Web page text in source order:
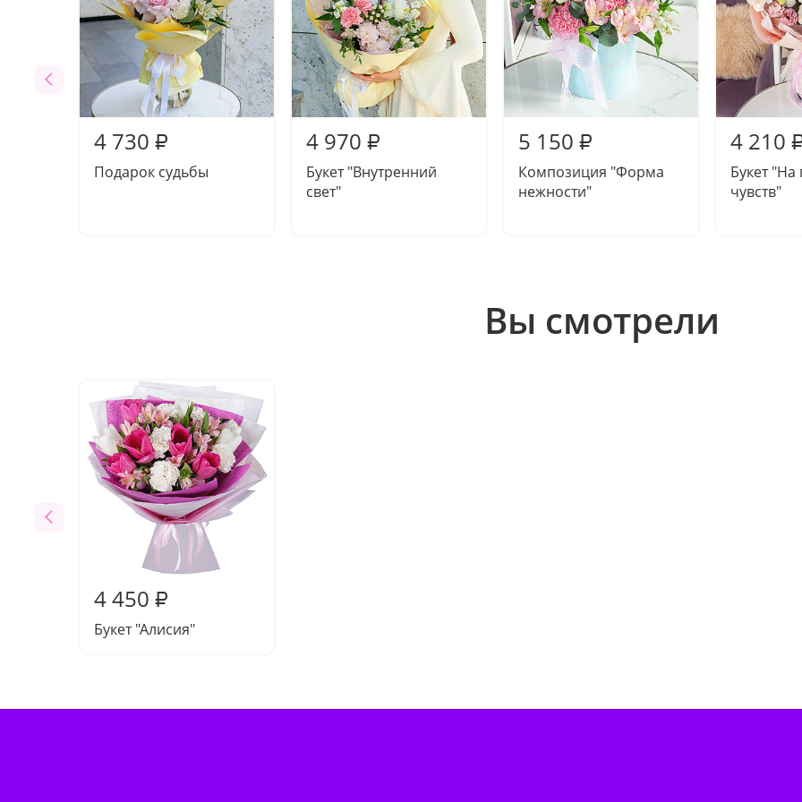
4 730 ₽
Подарок судьбы
4 970 ₽
Букет "Внутренний
свет"
5 150 ₽
Композиция "Форма
нежности"
4 210
Букет "На
чувств"
Вы смотрели
4 450 ₽
Букет "Алисия"